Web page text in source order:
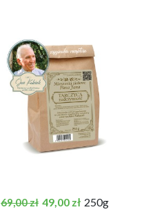
Cena podstawowa
69,00 zł Cena
49,00 zł 250g